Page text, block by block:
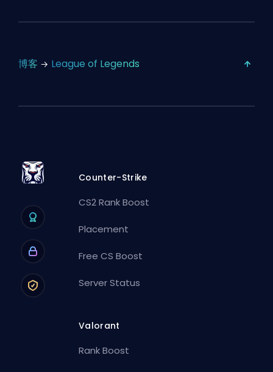
博客 League of Legends
Counter-Strike
CS2 Rank Boost
Placement
Free CS Boost
Server Status
Valorant
Rank Boost